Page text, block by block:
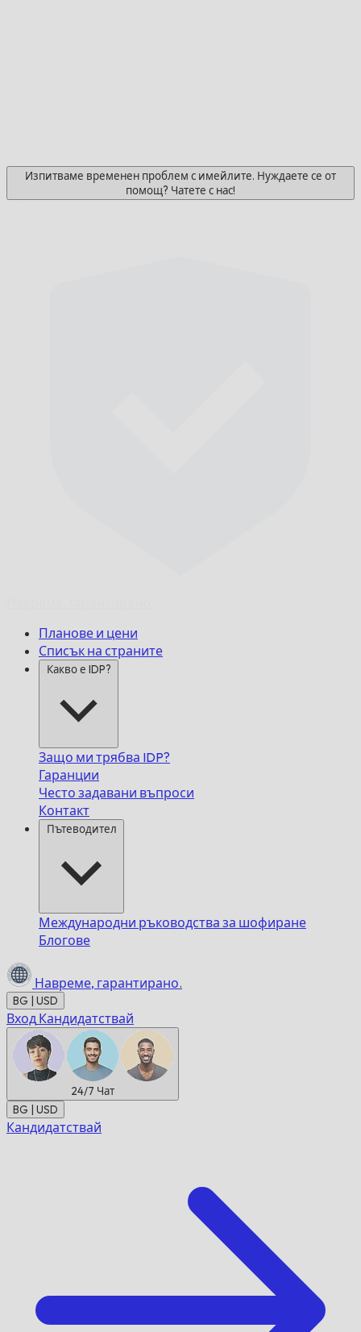
Изпитваме временен проблем с имейлите. Нуждаете се от
помощ? Чатете с нас!
Планове и цени
Списък на страните
Какво е IDP?
Защо ми трябва IDP?
Гаранции
Често задавани въпроси
Контакт
Пътеводител
Международни ръководства за шофиране
Блогове
Навреме, гарантирано.
BG | USD
Вход Кандидатствай
24/7 Чат
BG | USD
Кандидатствай